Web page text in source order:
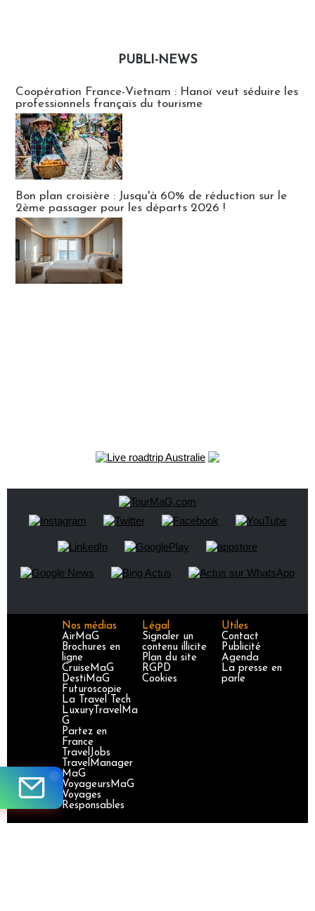
PUBLI-NEWS
Coopération France-Vietnam : Hanoï veut séduire les
professionnels français du tourisme
Bon plan croisière : Jusqu'à 60% de réduction sur le
2ème passager pour les départs 2026 !
Nos médias
AirMaG
Brochures en
ligne
CruiseMaG
DestiMaG
Futuroscopie
La Travel Tech
LuxuryTravelMa
G
Partez en
France
TravelJobs
TravelManager
MaG
VoyageursMaG
Voyages
Responsables
Légal
Signaler un
contenu illicite
Plan du site
RGPD
Cookies
Utiles
Contact
Publicité
Agenda
La presse en
parle